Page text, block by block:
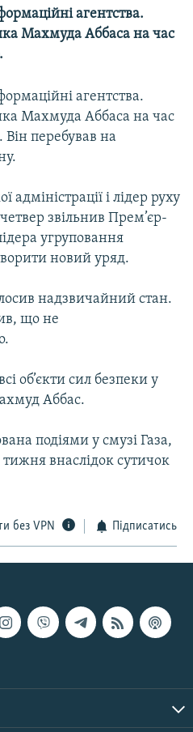
агентства.
Махмуда Аббаса на час
агентства.
Махмуда Аббаса на час
Він перебував на
і лідер руху
звільнив Прем’єр-
угруповання
новий уряд.
надзвичайний стан.
що не
об’єкти сил безпеки у
Аббас.
подіями у смузі Газа,
внаслідок сутичок
без VPN Підписатись